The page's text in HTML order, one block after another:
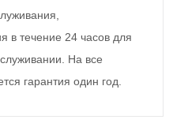
в течение 24 часов для
На все
гарантия один год.